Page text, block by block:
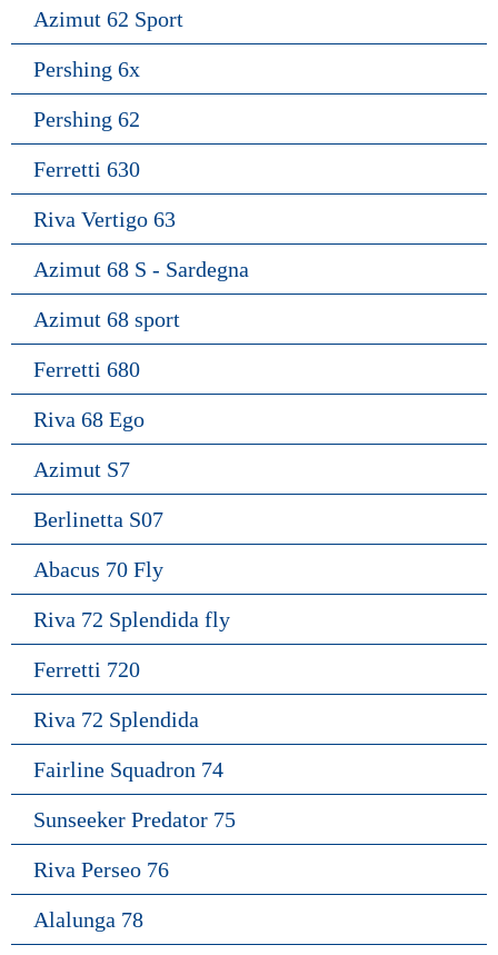
Azimut 62 Sport
Pershing 6x
Pershing 62
Ferretti 630
Riva Vertigo 63
Azimut 68 S - Sardegna
Azimut 68 sport
Ferretti 680
Riva 68 Ego
Azimut S7
Berlinetta S07
Abacus 70 Fly
Riva 72 Splendida fly
Ferretti 720
Riva 72 Splendida
Fairline Squadron 74
Sunseeker Predator 75
Riva Perseo 76
Alalunga 78